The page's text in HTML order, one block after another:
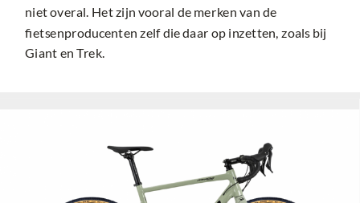
niet overal. Het zijn vooral de merken van de
fietsenproducenten zelf die daar op inzetten, zoals bij
Giant en Trek.